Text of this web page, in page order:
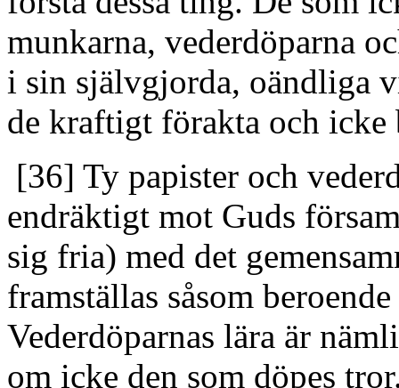
munkarna, vederdöparna
i sin självgjorda, oändliga
de kraftigt förakta och
[36] Ty papister och
endräktigt mot Guds
sig fria) med det
framställas såsom
Vederdöparnas lära är
om icke den som döpes